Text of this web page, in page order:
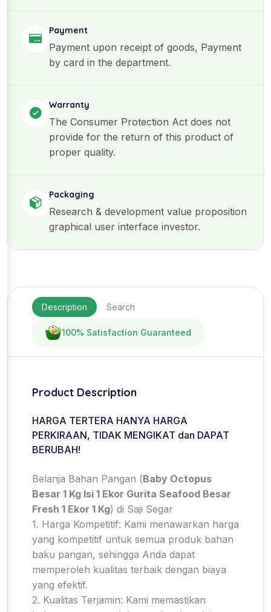
Payment
Payment upon receipt of goods, Payment
by card in the department.
Warranty
The Consumer Protection Act does not
provide for the return of this product of
proper quality.
Packaging
Research & development value proposition
graphical user interface investor.
Description Search
100% Satisfaction Guaranteed
Product Description
HARGA TERTERA HANYA HARGA
PERKIRAAN, TIDAK MENGIKAT dan DAPAT
BERUBAH!
Belanja Bahan Pangan (Baby Octopus
Besar 1 Kg Isi 1 Ekor Gurita Seafood Besar
Fresh 1 Ekor 1 Kg) di Saji Segar
1. Harga Kompetitif: Kami menawarkan harga
yang kompetitif untuk semua produk bahan
baku pangan, sehingga Anda dapat
memperoleh kualitas terbaik dengan biaya
yang efektif.
2. Kualitas Terjamin: Kami memastikan